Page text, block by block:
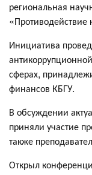
региональная
«Противодействие
Инициатива
сферах,
финансов КБГУ.
В обсуждении
приняли участие
также
Открыл